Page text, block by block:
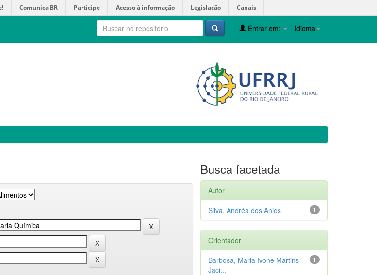
Comunica BR Participe Acesso à informação Legislação Canais
Idioma
Entrar em:
Busca facetada
Autor
1
Silva, Andréa dos Anjos
Orientador
1
Barbosa, Maria Ivone Martins
Jaci...